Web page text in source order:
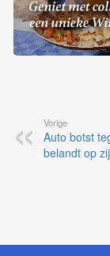
Vorige
Auto botst
belandt op